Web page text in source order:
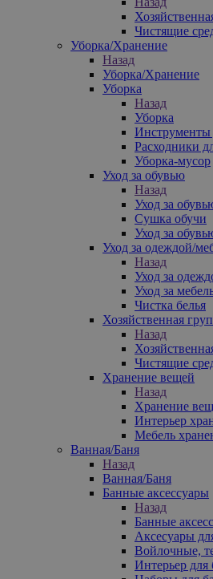
Чистящие
Уборка/Хранение
Назад
Уборка/Хранение
Уборка
Назад
Уборка
Инструменты
Расходники
Уборка-мусор
Уход за обувью
Назад
Уход за
Сушка обучи
Уход за
Уход за одеждой/
Назад
Уход за
Уход за
Чистка белья
Хозяйственная
Назад
Чистящие
Хранение вещей
Назад
Хранение
Интерьер
Мебель
Ванная/Баня
Назад
Ванная/Баня
Банные аксессуары
Назад
Банные
Аксесуары
Войлочные,
Интерьер для